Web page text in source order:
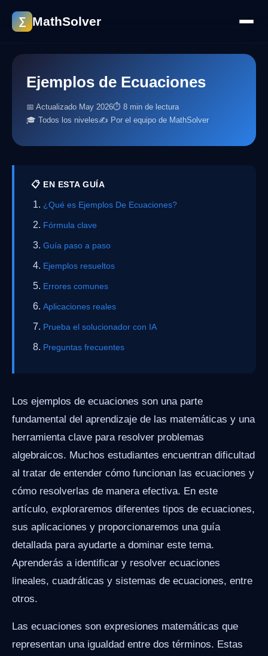
∑ MathSolver
Ejemplos de Ecuaciones
📅 Actualizado May 2026⏱ 8 min de lectura
🎓 Todos los niveles✍️ Por el equipo de MathSolver
📋 EN ESTA GUÍA
¿Qué es Ejemplos De Ecuaciones?
Fórmula clave
Guía paso a paso
Ejemplos resueltos
Errores comunes
Aplicaciones reales
Prueba el solucionador con IA
Preguntas frecuentes
Los ejemplos de ecuaciones son una parte
fundamental del aprendizaje de las matemáticas y una
herramienta clave para resolver problemas
algebraicos. Muchos estudiantes encuentran dificultad
al tratar de entender cómo funcionan las ecuaciones y
cómo resolverlas de manera efectiva. En este
artículo, exploraremos diferentes tipos de ecuaciones,
sus aplicaciones y proporcionaremos una guía
detallada para ayudarte a dominar este tema.
Aprenderás a identificar y resolver ecuaciones
lineales, cuadráticas y sistemas de ecuaciones, entre
otros.
Las ecuaciones son expresiones matemáticas que
representan una igualdad entre dos términos. Estas